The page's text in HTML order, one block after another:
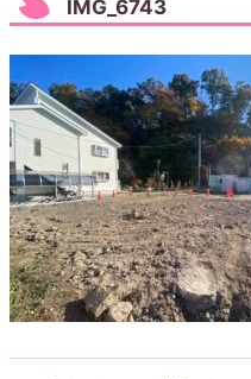
IMG_6743